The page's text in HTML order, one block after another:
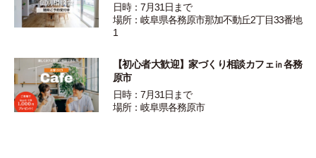
日時：7月31日まで
場所：岐阜県各務原市那加不動丘2丁目33番地
1
【初心者大歓迎】家づくり相談カフェ㏌各務
原市
日時：7月31日まで
場所：岐阜県各務原市